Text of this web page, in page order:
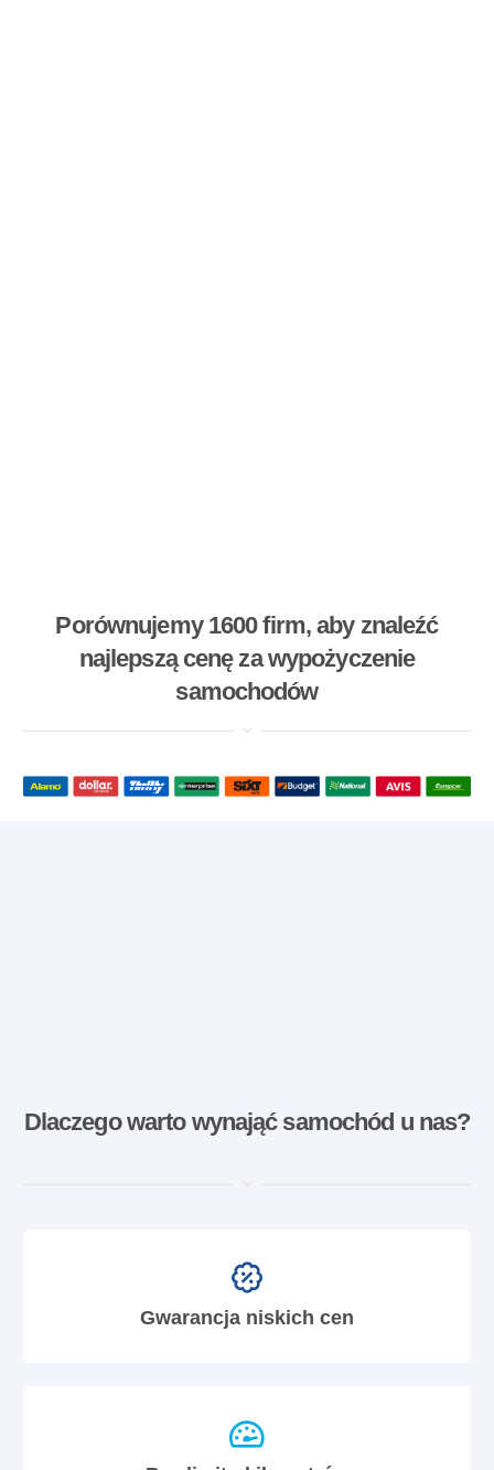
Porównujemy 1600 firm, aby znaleźć
najlepszą cenę za wypożyczenie
samochodów
Dlaczego warto wynająć samochód u nas?
Gwarancja niskich cen